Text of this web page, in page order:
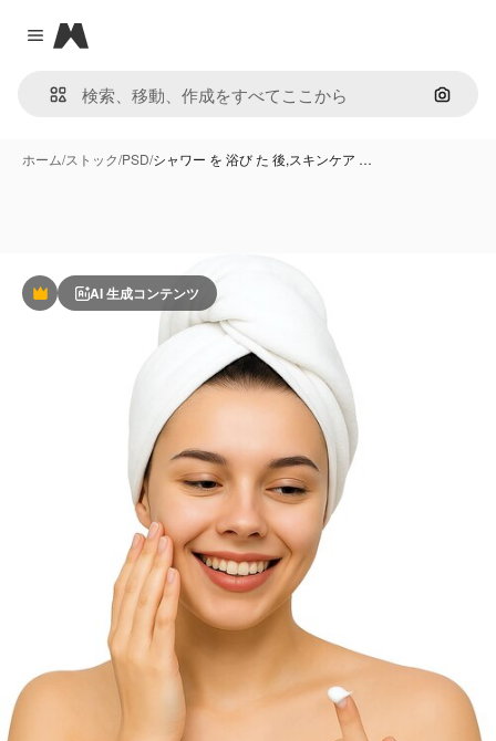
Close menu
Magnific
画像で
ホーム/ストック/PSD/シャワー を 浴び た 後,スキンケア …
PremiumAI 生成コンテンツ